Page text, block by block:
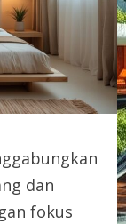
dan
fokus